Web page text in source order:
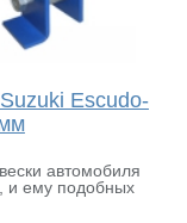
Escudo-
автомобиля
и ему подобных